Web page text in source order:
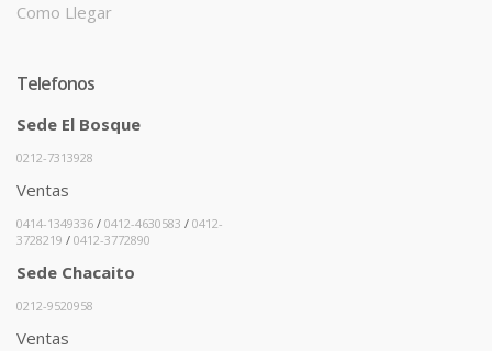
Como Llegar
Telefonos
Sede El Bosque
0212-7313928
Ventas
0414-1349336 / 0412-4630583 / 0412-
3728219 / 0412-3772890
Sede Chacaito
0212-9520958
Ventas